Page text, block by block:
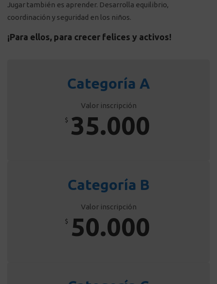
Jugar también es aprender. Desarrolla equilibrio,
coordinación y seguridad en los niños.
¡Para ellos, para crecer felices y activos!
Categoría A
Valor inscripción
$ 35.000
Categoría B
Valor inscripción
$ 50.000